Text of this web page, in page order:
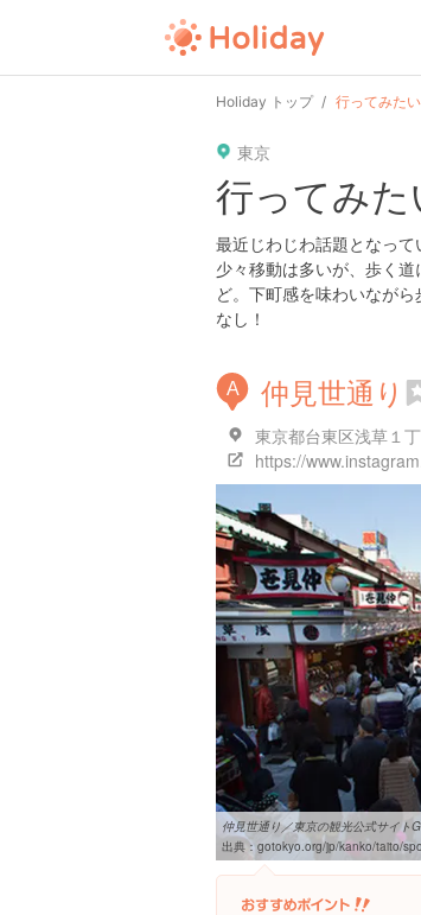
Holiday トップ 行ってみた
東京
行ってみ
最近じわじわ話題となっ
少々移動は多いが、歩く
ど。下町感を味わいなが
なし！
A 仲見世通り
東京都台東区浅草１
https://
仲見世通り／東京の観光公式サイト
出典：gotokyo.org/jp/kanko/taito/